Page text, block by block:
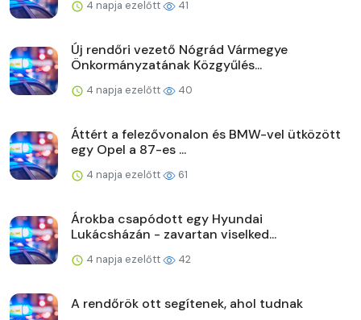
4 napja ezelőtt 41
Új rendőri vezető Nógrád Vármegye
Önkormányzatának Közgyűlés...
4 napja ezelőtt 40
Áttért a felezővonalon és BMW-vel ütközött
egy Opel a 87-es ...
4 napja ezelőtt 61
Árokba csapódott egy Hyundai
Lukácsházán - zavartan viselked...
4 napja ezelőtt 42
A rendőrök ott segítenek, ahol tudnak